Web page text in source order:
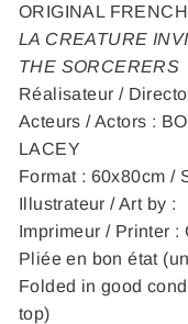
ORIGINAL
LA CREATURE
THE SORCERERS
Réalisateur /
Acteurs / Actors :
LACEY
Format : 60x80cm /
Illustrateur / Art by :
Imprimeur / Printer :
Pliée en bon état
Folded in good
top)